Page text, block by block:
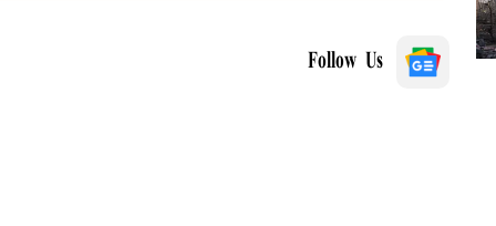
Follow Us